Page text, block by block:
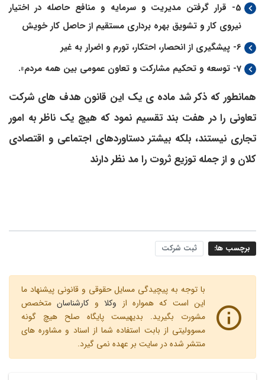
5- قرار گرفتن مدیریت و سرمایه و منافع حاصله در اختیار
نیروی کار و تشویق بهره­ برداری مستقیم از حاصل کار خویش
6- پیشگیری از انحصار، احتکار، تورم و اضرار به غیر
7- توسعه و تحکیم مشارکت و تعاون عمومی بین همه مردم».
همان­طور که ذکر شد ماده­ ی یک این قانون هدف ­های شرکت
تعاونی را در هفت بند تقسیم نمود که هیچ یک ناظر به امور
تجاری نیستند، بلکه بیشتر دستاوردهای اجتماعی و اقتصادی
کلان و از جمله توزیع ثروت را مد نظر دارند
برچسب ها: ثبت شرکت
با توجه به پیچیدگی مسایل حقوقی و قانونی پیشنهاد ما
این است که همواره از وکلاو کارشناسانمتخصص
مشورت بگیرید. بدیهیست پایگاه صلح هیچ گونه
مسوولیتی از بابت استفاده شما از اسناد و مشاوره های
منتشر شده در سایت بر عهده نمی گیرد.